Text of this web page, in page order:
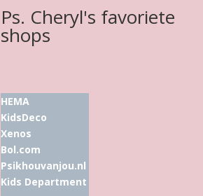
Ps. Cheryl's favoriete
shops
HEMA
KidsDeco
Xenos
Bol.com
Psikhouvanjou.nl
Kids Department